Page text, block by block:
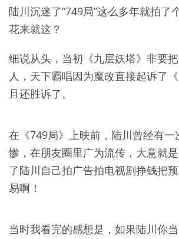
陆川沉迷了“749局”这么多年就拍了
花来就这？
细说从头，当初《九层妖塔》非要
人，天下霸唱因为魔改直接起诉了
且还胜诉了。
在《749局》上映前，陆川曾经有一
惨，在朋友圈里广为流传，大意就
了陆川自己拍广告拍电视剧挣钱把
易啊！
当时我看完的感想是，如果陆川你